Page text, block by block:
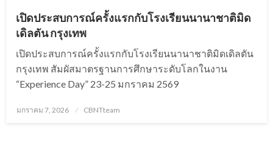
เปิดประสบการณ์ครั้งแรกกับโรงเรียนนานาชาติมิด
เดิลตัน กรุงเทพ
เปิดประสบการณ์ครั้งแรกกับโรงเรียนนานาชาติมิดเดิลตัน
กรุงเทพ สัมผัสมาตรฐานการศึกษาระดับโลกในงาน
“Experience Day” 23-25 มกราคม 2569
Posted
มกราคม 7, 2026 CBNTteam